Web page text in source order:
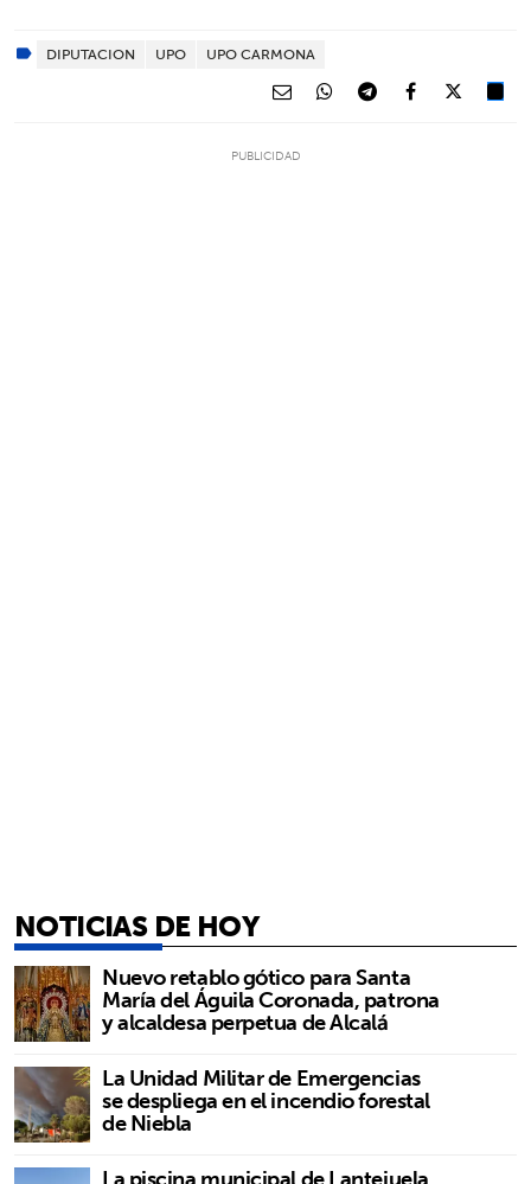
DIPUTACION UPO UPO CARMONA
NOTICIAS DE HOY
Nuevo retablo gótico para Santa
María del Águila Coronada, patrona
y alcaldesa perpetua de Alcalá
La Unidad Militar de Emergencias
se despliega en el incendio forestal
de Niebla